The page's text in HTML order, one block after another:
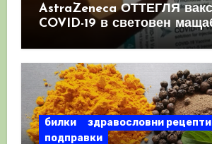
AstraZeneca ОТТЕГЛЯ
COVID-19 в световен
като призна, че те
билки
здравословни рецепти
подправки